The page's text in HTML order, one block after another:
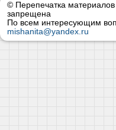
© Перепечатка материалов
запрещена
По всем интересующим
mishanita@yandex.ru